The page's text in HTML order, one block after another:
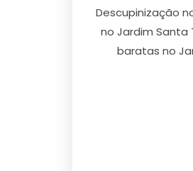
Descupinização
no Jardim Santa
baratas no